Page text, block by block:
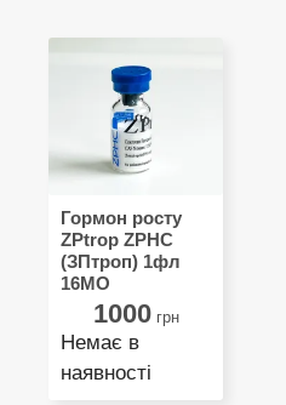
Гормон росту
ZPtrop ZPHC
(ЗПтроп) 1фл
16MО
1000грн
Немає в
наявності